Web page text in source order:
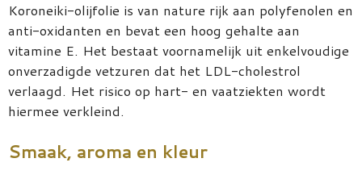
Koroneiki-olijfolie is van nature rijk aan polyfenolen en
anti-oxidanten en bevat een hoog gehalte aan
vitamine E. Het bestaat voornamelijk uit enkelvoudige
onverzadigde vetzuren dat het LDL-cholestrol
verlaagd. Het risico op hart- en vaatziekten wordt
hiermee verkleind.
Smaak, aroma en kleur